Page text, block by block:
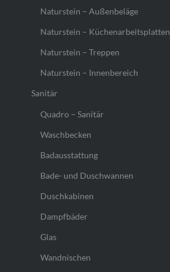
Naturstein – Außenbeläge
Naturstein – Küchenarbeitsplatten
Naturstein – Treppen
Naturstein – Innenbereich
Sanitär
Quadro – Sanitär
Waschbecken
Badausstattung
Bade- und Duschwannen
Duschkabinen
Dampfbäder
Glas
Wandnischen